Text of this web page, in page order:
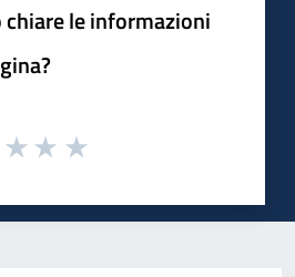
chiare le informazioni